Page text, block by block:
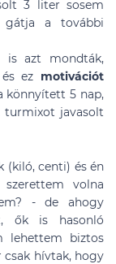
3 liter sosem
a további
is azt mondták,
ez motivációt
könnyített 5 nap,
turmixot javasolt
(kiló, centi) és én
volna
- de ahogy
ők is hasonló
lehettem biztos
csak hívtak, hogy